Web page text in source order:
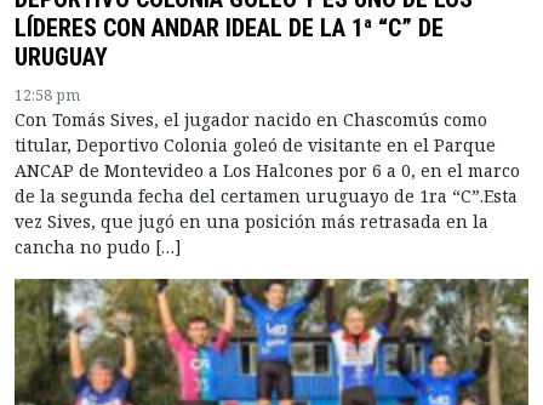
LÍDERES CON ANDAR IDEAL DE LA 1ª “C” DE
URUGUAY
12:58 pm
Con Tomás Sives, el jugador nacido en Chascomús como
titular, Deportivo Colonia goleó de visitante en el Parque
ANCAP de Montevideo a Los Halcones por 6 a 0, en el marco
de la segunda fecha del certamen uruguayo de 1ra “C”.Esta
vez Sives, que jugó en una posición más retrasada en la
cancha no pudo […]